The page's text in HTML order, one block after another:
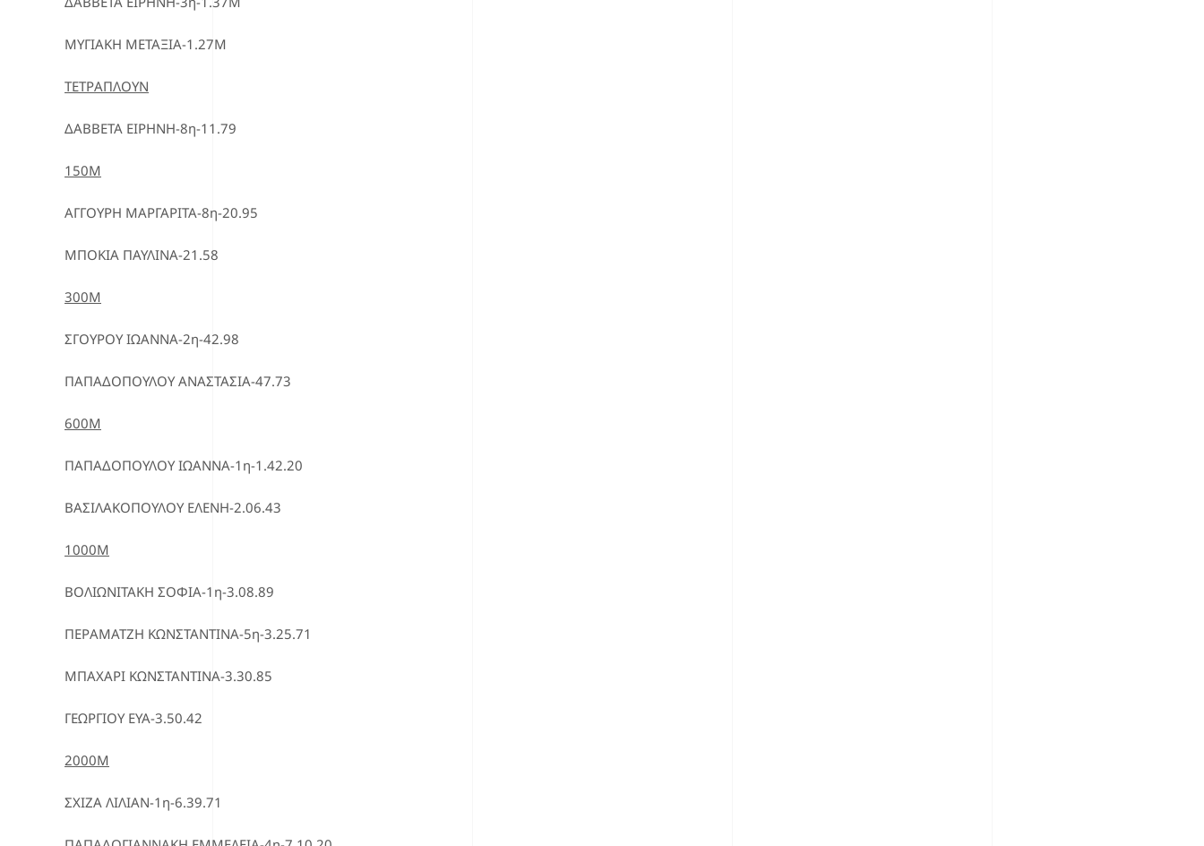
ΜΥΓΙΑΚΗ ΜΕΤΑΞΙΑ-1.27Μ
ΤΕΤΡΑΠΛΟΥΝ
ΔΑΒΒΕΤΑ ΕΙΡΗΝΗ-8η-11.79
150Μ
ΑΓΓΟΥΡΗ ΜΑΡΓΑΡΙΤΑ-8η-20.95
ΜΠΟΚΙΑ ΠΑΥΛΙΝΑ-21.58
300Μ
ΣΓΟΥΡΟΥ ΙΩΑΝΝΑ-2η-42.98
ΠΑΠΑΔΟΠΟΥΛΟΥ ΑΝΑΣΤΑΣΙΑ-47.73
600Μ
ΠΑΠΑΔΟΠΟΥΛΟΥ ΙΩΑΝΝΑ-1η-1.42.20
ΒΑΣΙΛΑΚΟΠΟΥΛΟΥ ΕΛΕΝΗ-2.06.43
1000Μ
ΒΟΛΙΩΝΙΤΑΚΗ ΣΟΦΙΑ-1η-3.08.89
ΠΕΡΑΜΑΤΖΗ ΚΩΝΣΤΑΝΤΙΝΑ-5η-3.25.71
ΜΠΑΧΑΡΙ ΚΩΝΣΤΑΝΤΙΝΑ-3.30.85
ΓΕΩΡΓΙΟΥ ΕΥΑ-3.50.42
2000Μ
ΣΧΙΖΑ ΛΙΛΙΑΝ-1η-6.39.71